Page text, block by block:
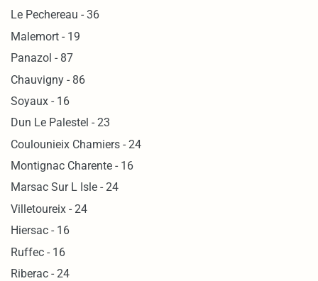
Le Pechereau - 36
Malemort - 19
Panazol - 87
Chauvigny - 86
Soyaux - 16
Dun Le Palestel - 23
Coulounieix Chamiers - 24
Montignac Charente - 16
Marsac Sur L Isle - 24
Villetoureix - 24
Hiersac - 16
Ruffec - 16
Riberac - 24